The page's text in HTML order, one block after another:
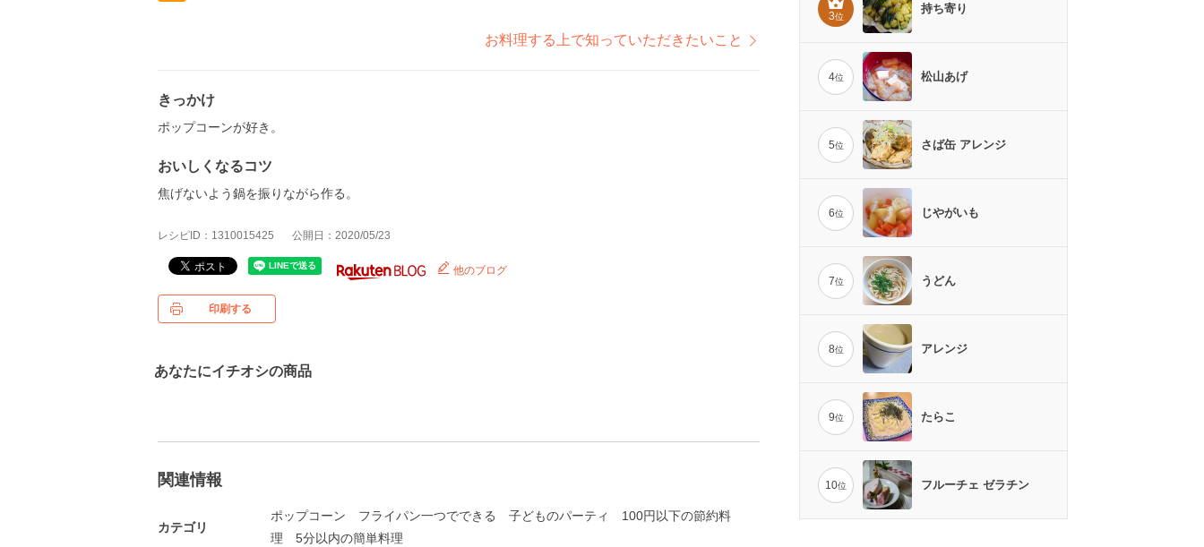
お料理する上で知っていただきたいこと
きっかけ
ポップコーンが好き。
おいしくなるコツ
焦げないよう鍋を振りながら作る。
レシピID：1310015425 公開日：2020/05/23
他のブログ
印刷する
あなたにイチオシの商品
関連情報
カテゴリ
ポップコーン フライパン一つでできる 子どものパーティ
100円以下の節約料
理
5分以内の簡単料理
3位
持ち寄り
4位 松山あげ
5位 さば缶 アレンジ
6位 じやがいも
7位 うどん
8位 アレンジ
9位 たらこ
10位 フルーチェ ゼラチン